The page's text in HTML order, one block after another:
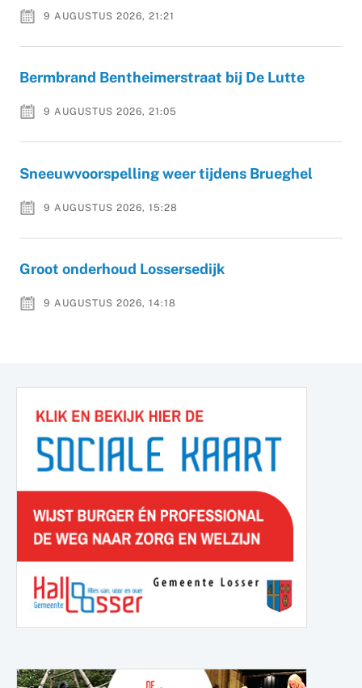
9 AUGUSTUS 2026, 21:21
Bermbrand Bentheimerstraat bij De Lutte
9 AUGUSTUS 2026, 21:05
Sneeuwvoorspelling weer tijdens Brueghel
9 AUGUSTUS 2026, 15:28
Groot onderhoud Lossersedijk
9 AUGUSTUS 2026, 14:18